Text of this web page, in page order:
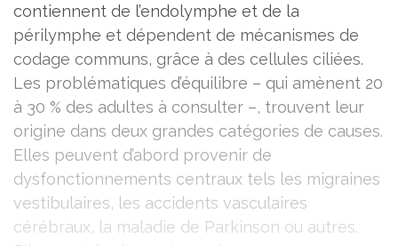
contiennent de l’endolymphe et de la
périlymphe et dépendent de mécanismes de
codage communs, grâce à des cellules ciliées.
Les problématiques d’équilibre – qui amènent 20
à 30 % des adultes à consulter –, trouvent leur
origine dans deux grandes catégories de causes.
Elles peuvent d’abord provenir de
dysfonctionnements centraux tels les migraines
vestibulaires, les accidents vasculaires
cérébraux, la maladie de Parkinson ou autres.